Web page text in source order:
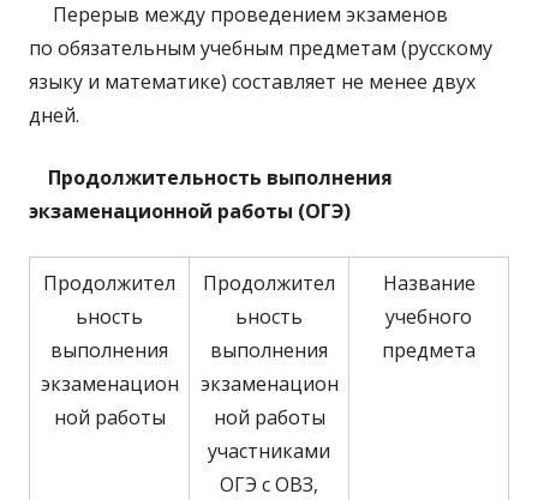
Перерыв между проведением экзаменов
по обязательным учебным предметам (русскому
языку и математике) составляет не менее двух
дней.
Продолжительность выполнения
экзаменационной работы (ОГЭ)
Продолжител
ьность
выполнения
экзаменацион
ной работы
Продолжител
ьность
выполнения
экзаменацион
ной работы
участниками
ОГЭ с ОВЗ,
Название
учебного
предмета